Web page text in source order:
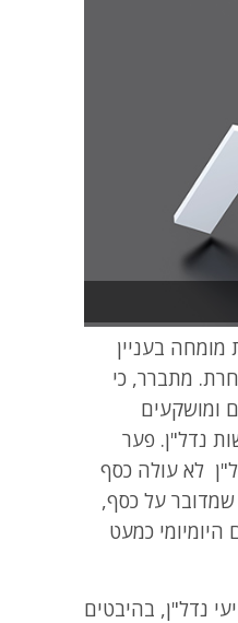
בעניין
מתברר, כי
ומושקעים
נדל"ן. פער
לא עולה כסף
על כסף,
כמעט
נדל"ן, בהיבטים